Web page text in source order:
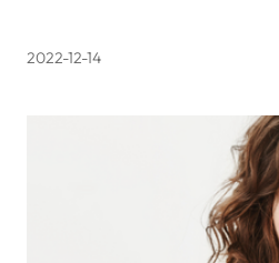
2022-12-14